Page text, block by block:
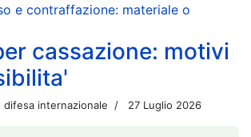
e contraffazione: materiale o
cassazione: motivi
internazionale 27 Luglio 2026